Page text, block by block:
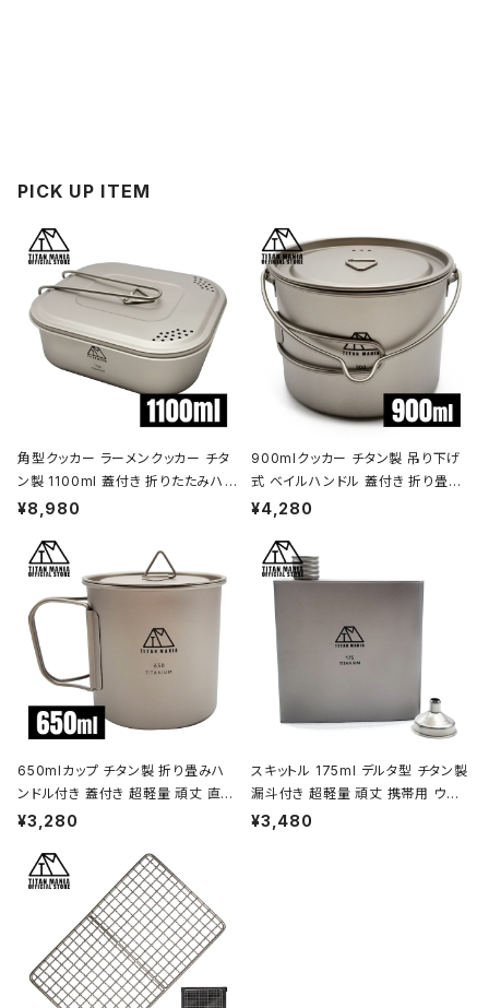
PICK UP ITEM
角型クッカー ラーメンクッカー チタ
ン製 1100ml 蓋付き 折りたたみハン
ドル付 超軽量 頑丈 直火OK 鍋 フラ
ンプ アウトドア キャンプ用品 収納袋
付き
¥8,980
900mlクッカー チタン製 吊り下げ
式 ベイルハンドル 蓋付き 折り畳み
ハンドル付き 超軽量 頑丈 直火OK
プ BBQ バーベキュー アウトドア キ
ャンプ用品 収納袋付き
¥4,280
650mlカップ チタン製 折り畳みハ
ンドル付き 蓋付き 超軽量 頑丈 直火
OK シングルマグカップ クッカー ソ
トドア キャンプ用品 収納袋付き
¥3,280
スキットル 175ml デルタ型 チタン製
漏斗付き 超軽量 頑丈 携帯用 ウイ
スキー ボトル ヒップフラスコ 水筒 ソ
¥3,480